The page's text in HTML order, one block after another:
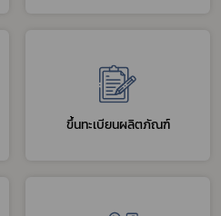
ขึ้นทะเบียนผลิตภัณฑ์